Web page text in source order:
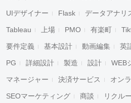
UIデザイナー Flask データアナリ
Tableau 上場 PMO 有楽町
要件定義 基本設計 動画編集 英
PG 詳細設計 製造 設計 WEB
マネージャー 決済サービス オン
SEOマーケティング 商談 リクル